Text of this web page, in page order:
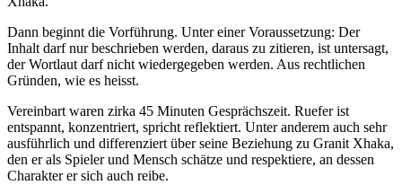
Dann beginnt die Vorführung. Unter einer Voraussetzung: Der
Inhalt darf nur beschrieben werden, daraus zu zitieren, ist untersagt,
der Wortlaut darf nicht wiedergegeben werden. Aus rechtlichen
Gründen, wie es heisst.
Vereinbart waren zirka 45 Minuten Gesprächszeit. Ruefer ist
entspannt, konzentriert, spricht reflektiert. Unter anderem auch sehr
ausführlich und differenziert über seine Beziehung zu Granit Xhaka,
den er als Spieler und Mensch schätze und respektiere, an dessen
Charakter er sich auch reibe.